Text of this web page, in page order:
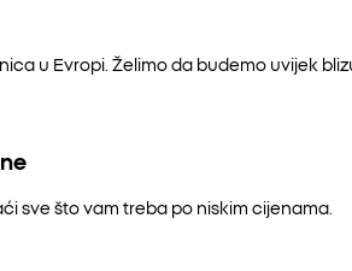
u Evropi. Želimo da budemo uvijek
sve što vam treba po niskim cijenama.